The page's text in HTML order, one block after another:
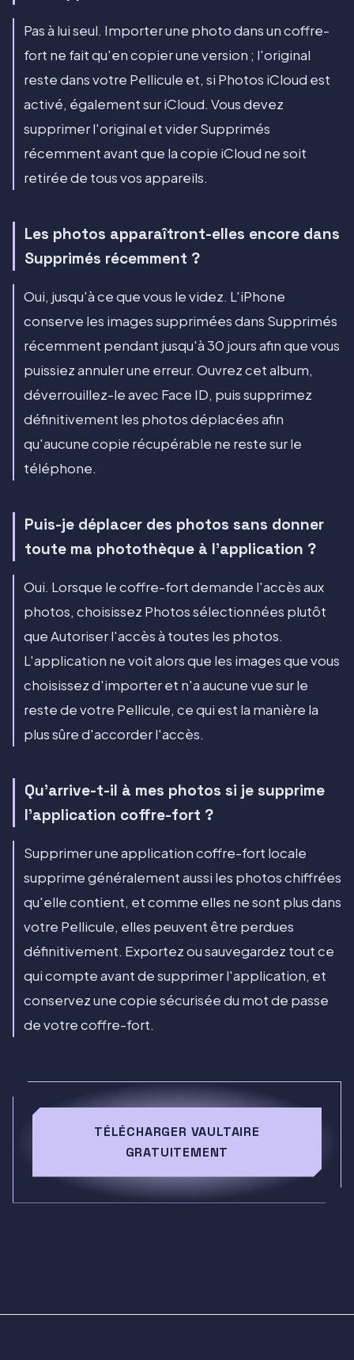
Pas à lui seul. Importer une photo dans un coffre-
fort ne fait qu'en copier une version ; l'original
reste dans votre Pellicule et, si Photos iCloud est
activé, également sur iCloud. Vous devez
supprimer l'original et vider Supprimés
récemment avant que la copie iCloud ne soit
retirée de tous vos appareils.
Les photos apparaîtront-elles encore dans
Supprimés récemment ?
Oui, jusqu'à ce que vous le videz. L'iPhone
conserve les images supprimées dans Supprimés
récemment pendant jusqu'à 30 jours afin que vous
puissiez annuler une erreur. Ouvrez cet album,
déverrouillez-le avec Face ID, puis supprimez
définitivement les photos déplacées afin
qu'aucune copie récupérable ne reste sur le
téléphone.
Puis-je déplacer des photos sans donner
toute ma photothèque à l'application ?
Oui. Lorsque le coffre-fort demande l'accès aux
photos, choisissez Photos sélectionnées plutôt
que Autoriser l'accès à toutes les photos.
L'application ne voit alors que les images que vous
choisissez d'importer et n'a aucune vue sur le
reste de votre Pellicule, ce qui est la manière la
plus sûre d'accorder l'accès.
Qu'arrive-t-il à mes photos si je supprime
l'application coffre-fort ?
Supprimer une application coffre-fort locale
supprime généralement aussi les photos chiffrées
qu'elle contient, et comme elles ne sont plus dans
votre Pellicule, elles peuvent être perdues
définitivement. Exportez ou sauvegardez tout ce
qui compte avant de supprimer l'application, et
conservez une copie sécurisée du mot de passe
de votre coffre-fort.
TÉLÉCHARGER VAULTAIRE
GRATUITEMENT